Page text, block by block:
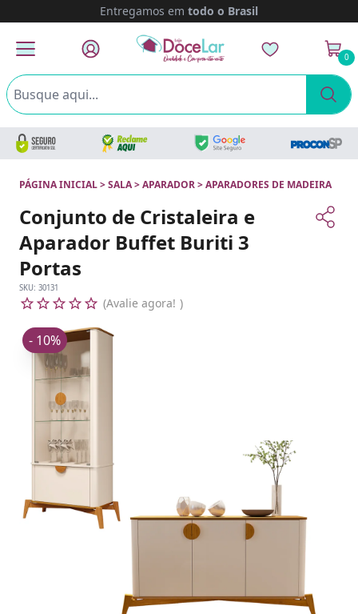
Entregamos em todo o Brasil
0
PÁGINA INICIAL>SALA>APARADOR>APARADORES DE MADEIRA
Conjunto de Cristaleira e
Aparador Buffet Buriti 3
Portas
SKU: 30131
Avalie agora!
- 10%